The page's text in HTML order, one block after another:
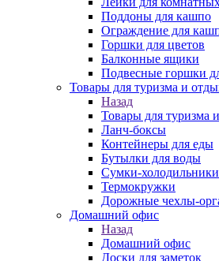
Поддоны для кашпо
Ограждение для
Горшки для цветов
Балконные ящики
Подвесные горшки
Товары для туризма и
Назад
Товары для туризма
Ланч-боксы
Контейнеры для еды
Бутылки для воды
Сумки-холодильники
Термокружки
Дорожные чехлы-
Домашний офис
Назад
Домашний офис
Доски для заметок